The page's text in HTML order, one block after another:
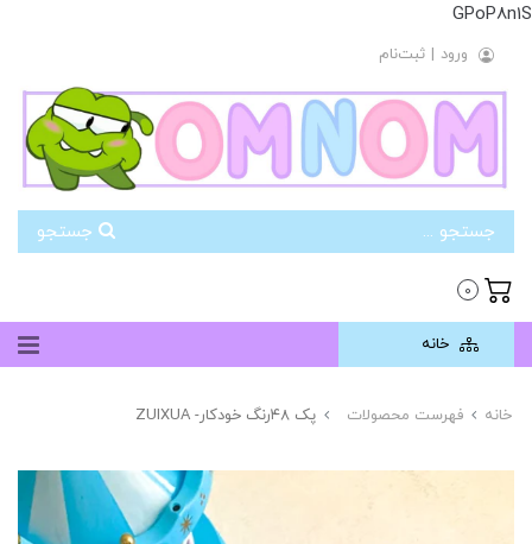
GPoP8n1S
ورود | ثبت‌نام
0
خانه
خانه فهرست محصولات پک ۴۸رنگ خودکار- ZUIXUA